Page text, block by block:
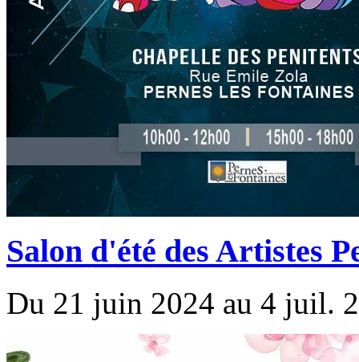
Salon d'été des Artistes
Du 21 juin 2024 au 4 juil.